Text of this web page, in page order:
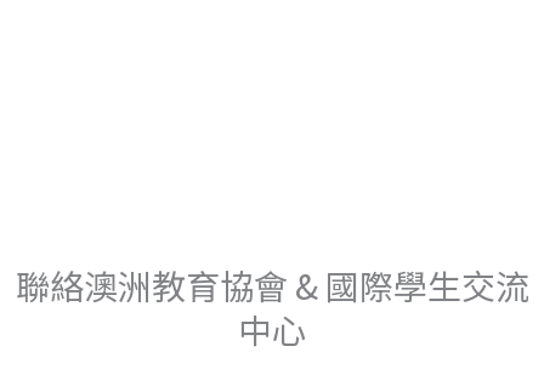
聯絡澳洲教育協會 & 國際學生交流
中心